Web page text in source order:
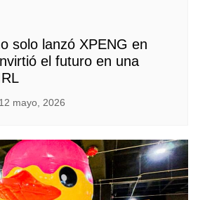
solo lanzó XPENG en
el futuro en una
12 mayo, 2026